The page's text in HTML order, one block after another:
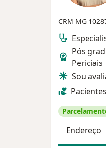
CRM MG
Pós
Periciais
Sou
Endereço